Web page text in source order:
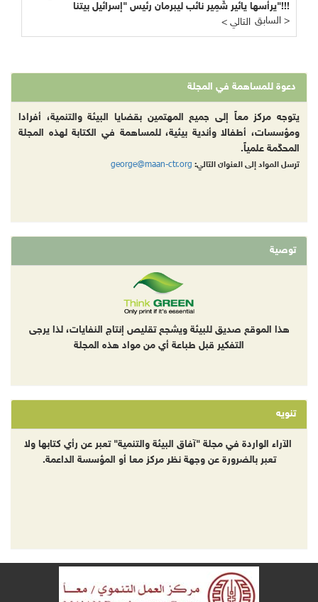
يرأسها يائير شَمِير نائب ليبرمان رئيس "إسرائيل بيتنا"!!!
< التالي
السابق >
دعوة للمساهمة في المجلة
يتوجه مركز معاً إلى جميع المهتمين بقضايا البيئة والتنمية، أفرادا
ومؤسسات، أطفالا وأندية بيئية، للمساهمة في الكتابة لهذه المجلة
المحكّمة علمياً.
ترسل المواد إلى العنوان التالي: george@maan-ctr.org
توصية
هذا الموقع صديق للبيئة ويشجع تقليص إنتاج النفايات، لذا يرجى
التفكير قبل طباعة أي من مواد هذه المجلة
تنويه
الآراء الواردة في مجلة "آفاق البيئة والتنمية" تعبر عن رأي كتابها ولا
تعبر بالضرورة عن وجهة نظر مركز معا أو المؤسسة الداعمة.